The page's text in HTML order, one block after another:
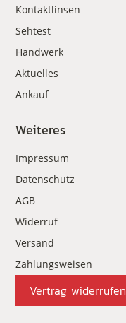
Kontaktlinsen
Sehtest
Handwerk
Aktuelles
Ankauf
Weiteres
Impressum
Datenschutz
AGB
Widerruf
Versand
Zahlungsweisen
Vertrag widerrufen